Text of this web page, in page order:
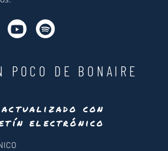
POCO DE BONAIRE
actualizado con
electrónico